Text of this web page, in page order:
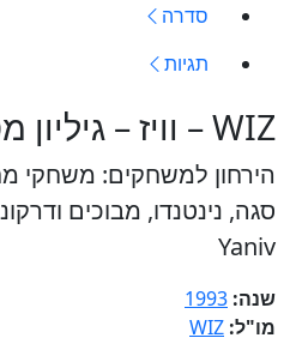
סדרה
תגיות
WIZ – וויז – גיליון מספר 27
הירחון למשחקים: משחקי
סגה, נינטנדו, מבוכים
Yaniv
שנה: 1993
מו"ל: WIZ